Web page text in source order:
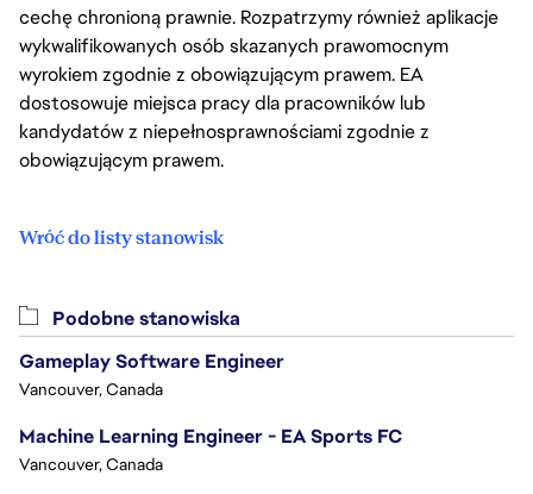
cechę chronioną prawnie. Rozpatrzymy również aplikacje
wykwalifikowanych osób skazanych prawomocnym
wyrokiem zgodnie z obowiązującym prawem. EA
dostosowuje miejsca pracy dla pracowników lub
kandydatów z niepełnosprawnościami zgodnie z
obowiązującym prawem.
Wróć do listy stanowisk
Podobne stanowiska
Gameplay Software Engineer
Vancouver, Canada
Machine Learning Engineer - EA Sports FC
Vancouver, Canada